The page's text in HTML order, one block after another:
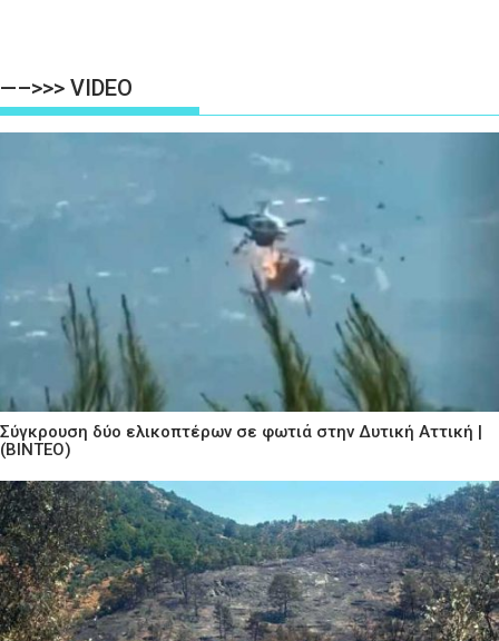
—–>>> VIDEO
Σύγκρουση δύο ελικοπτέρων σε φωτιά στην Δυτική Αττική |
(ΒΙΝΤΕΟ)